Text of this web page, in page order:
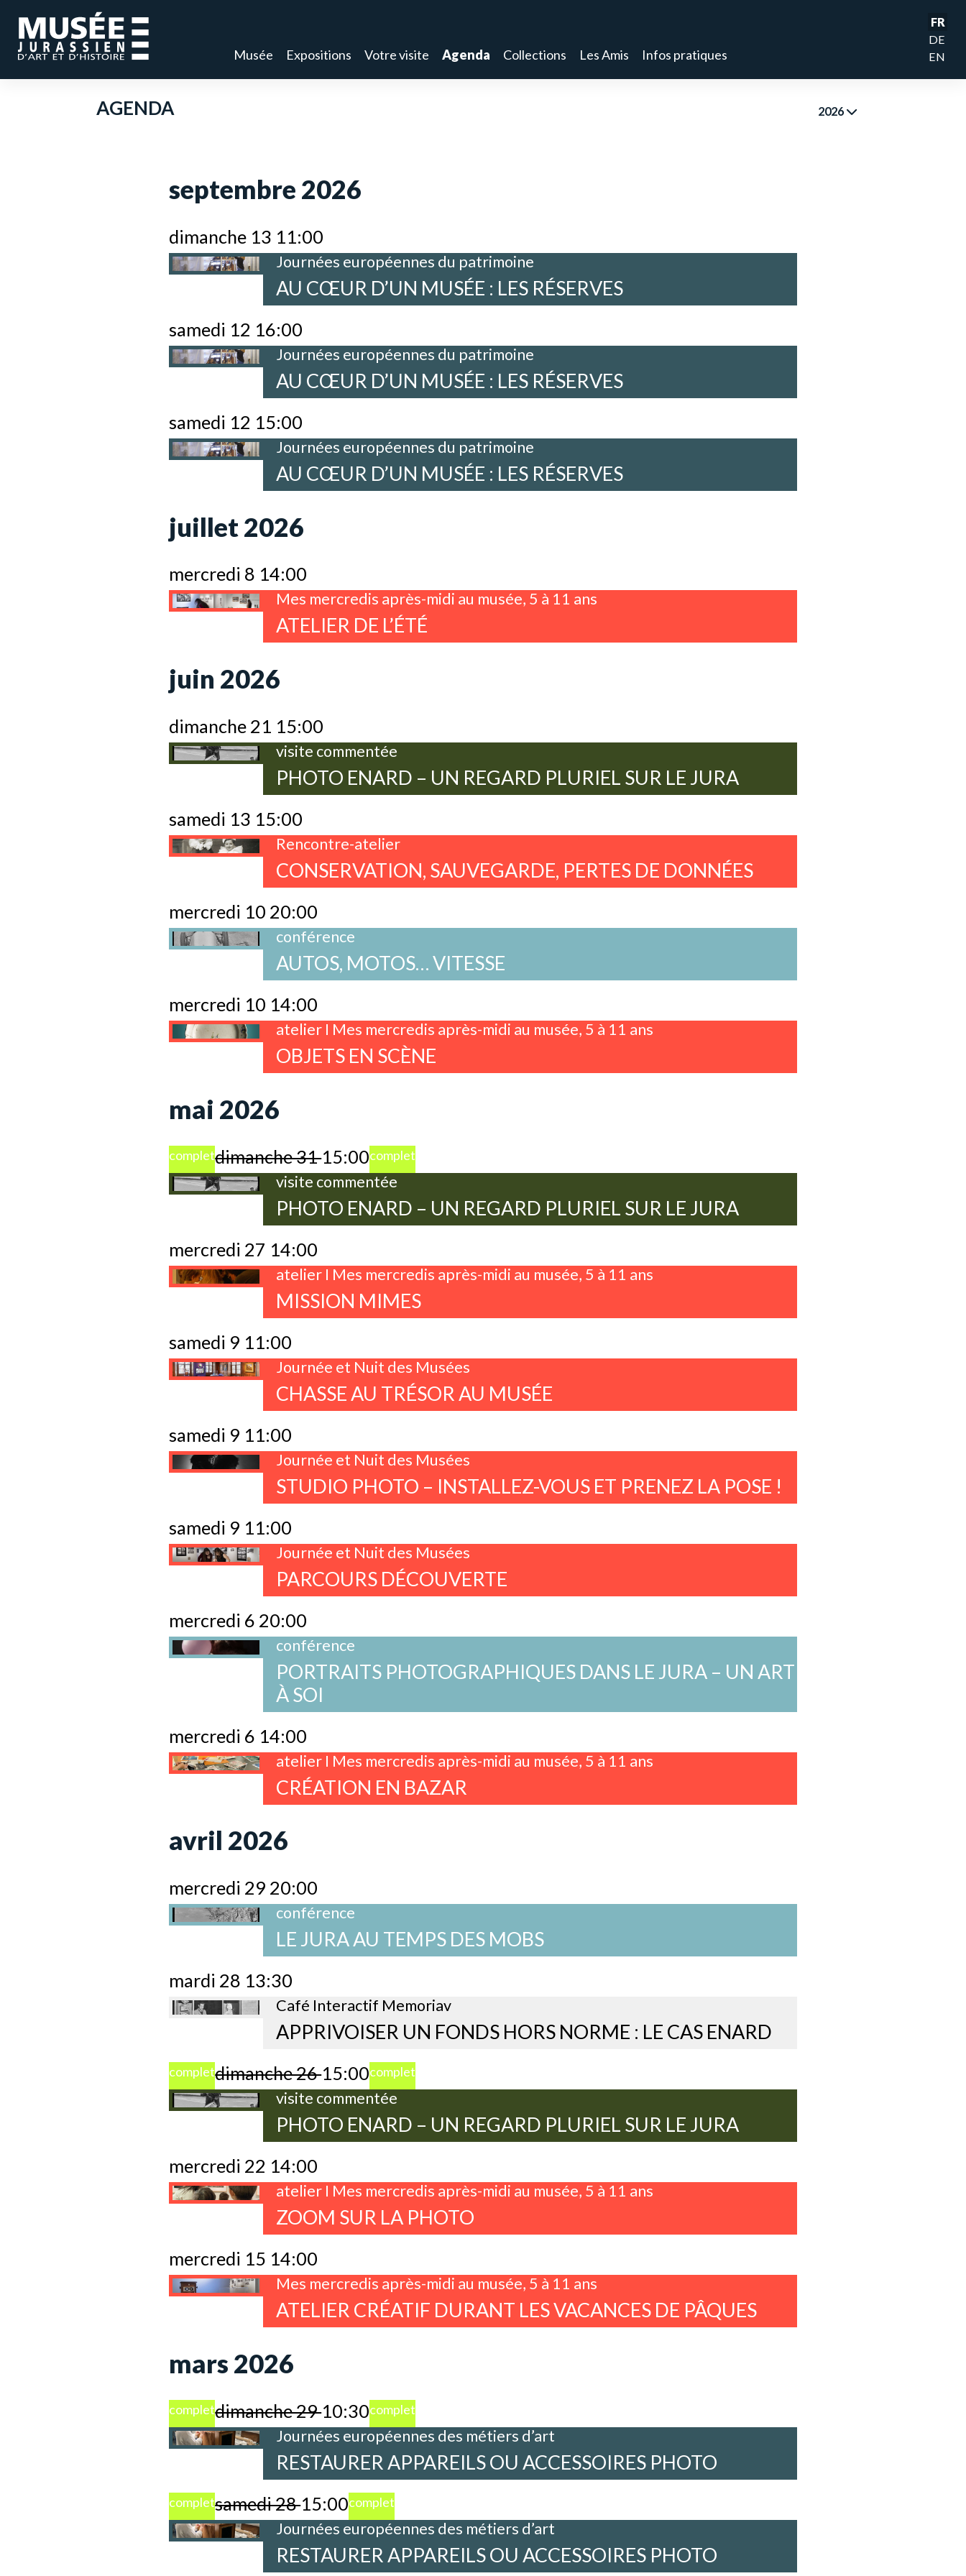
Musée Expositions Votre visite Agenda Collections Les Amis Infos pratiques
FR
DE
EN
AGENDA 2026
septembre 2026
dimanche 13 11:00
Journées européennes du patrimoine
AU CŒUR D’UN MUSÉE : LES RÉSERVES
samedi 12 16:00
Journées européennes du patrimoine
AU CŒUR D’UN MUSÉE : LES RÉSERVES
samedi 12 15:00
Journées européennes du patrimoine
AU CŒUR D’UN MUSÉE : LES RÉSERVES
juillet 2026
mercredi 8 14:00
Mes mercredis après-midi au musée, 5 à 11 ans
ATELIER DE L’ÉTÉ
juin 2026
dimanche 21 15:00
visite commentée
PHOTO ENARD – UN REGARD PLURIEL SUR LE JURA
samedi 13 15:00
Rencontre-atelier
CONSERVATION, SAUVEGARDE, PERTES DE DONNÉES
mercredi 10 20:00
conférence
AUTOS, MOTOS… VITESSE
mercredi 10 14:00
atelier I Mes mercredis après-midi au musée, 5 à 11 ans
OBJETS EN SCÈNE
mai 2026
completdimanche 3115:00complet
visite commentée
PHOTO ENARD – UN REGARD PLURIEL SUR LE JURA
mercredi 27 14:00
atelier I Mes mercredis après-midi au musée, 5 à 11 ans
MISSION MIMES
samedi 9 11:00
Journée et Nuit des Musées
CHASSE AU TRÉSOR AU MUSÉE
samedi 9 11:00
Journée et Nuit des Musées
STUDIO PHOTO – INSTALLEZ-VOUS ET PRENEZ LA POSE !
samedi 9 11:00
Journée et Nuit des Musées
PARCOURS DÉCOUVERTE
mercredi 6 20:00
conférence
PORTRAITS PHOTOGRAPHIQUES DANS LE JURA – UN ART
À SOI
mercredi 6 14:00
atelier I Mes mercredis après-midi au musée, 5 à 11 ans
CRÉATION EN BAZAR
avril 2026
mercredi 29 20:00
conférence
LE JURA AU TEMPS DES MOBS
mardi 28 13:30
Café Interactif Memoriav
APPRIVOISER UN FONDS HORS NORME : LE CAS ENARD
completdimanche 2615:00complet
visite commentée
PHOTO ENARD – UN REGARD PLURIEL SUR LE JURA
mercredi 22 14:00
atelier I Mes mercredis après-midi au musée, 5 à 11 ans
ZOOM SUR LA PHOTO
mercredi 15 14:00
Mes mercredis après-midi au musée, 5 à 11 ans
ATELIER CRÉATIF DURANT LES VACANCES DE PÂQUES
mars 2026
completdimanche 2910:30complet
Journées européennes des métiers d’art
RESTAURER APPAREILS OU ACCESSOIRES PHOTO
completsamedi 2815:00complet
Journées européennes des métiers d’art
RESTAURER APPAREILS OU ACCESSOIRES PHOTO